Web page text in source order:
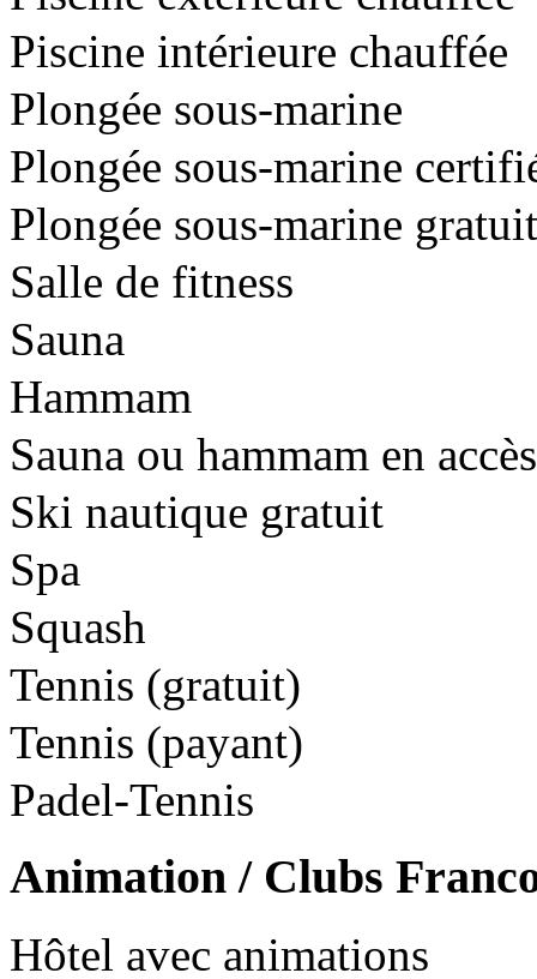
Piscine intérieure chauffée
Plongée sous-marine
Plongée sous-marine
Plongée sous-marine
Salle de fitness
Sauna
Hammam
Sauna ou hammam en
Ski nautique gratuit
Spa
Squash
Tennis (gratuit)
Tennis (payant)
Padel-Tennis
Animation / Clubs
Hôtel avec animations